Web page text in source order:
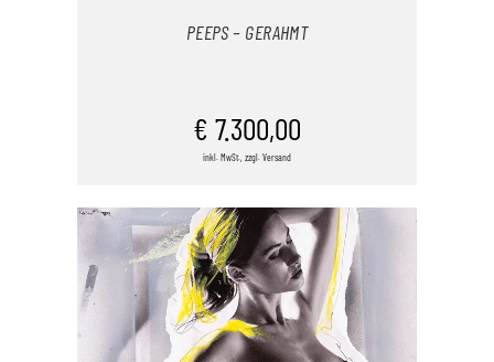
PEEPS – GERAHMT
€ 7.300,00
inkl. MwSt., zzgl. Versand